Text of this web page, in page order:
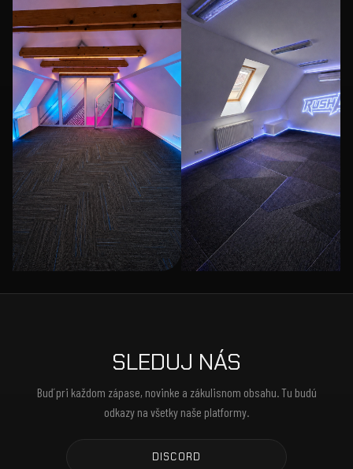
SLEDUJ NÁS
Buď pri každom zápase, novinke a zákulisnom obsahu. Tu budú
odkazy na všetky naše platformy.
DISCORD